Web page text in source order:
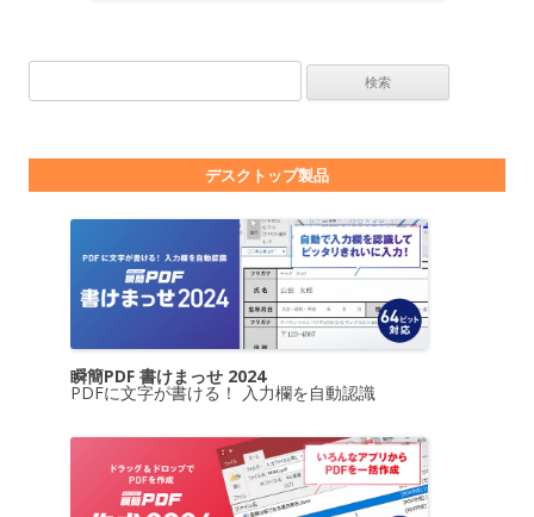
デスクトップ製品
瞬簡PDF 書けまっせ 2024
PDFに文字が書ける！ 入力欄を自動認識